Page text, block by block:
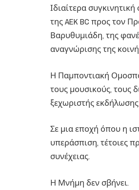
Ιδιαίτερα
της AEK BC προς τον
Βαρυθυμιάδη, της
αναγνώρισης της
Η Παμποντιακή
τους μουσικούς, τους
ξεχωριστής
Σε μια εποχή όπου η
υπεράσπιση, τέτοιες
συνέχειας.
Η Μνήμη δεν σβήνει.